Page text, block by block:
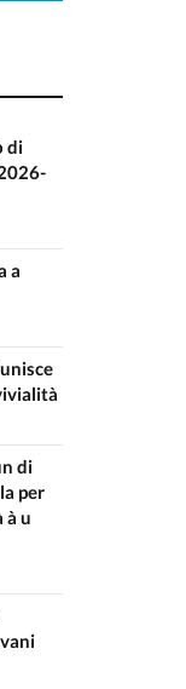
di
a
di
per
à u